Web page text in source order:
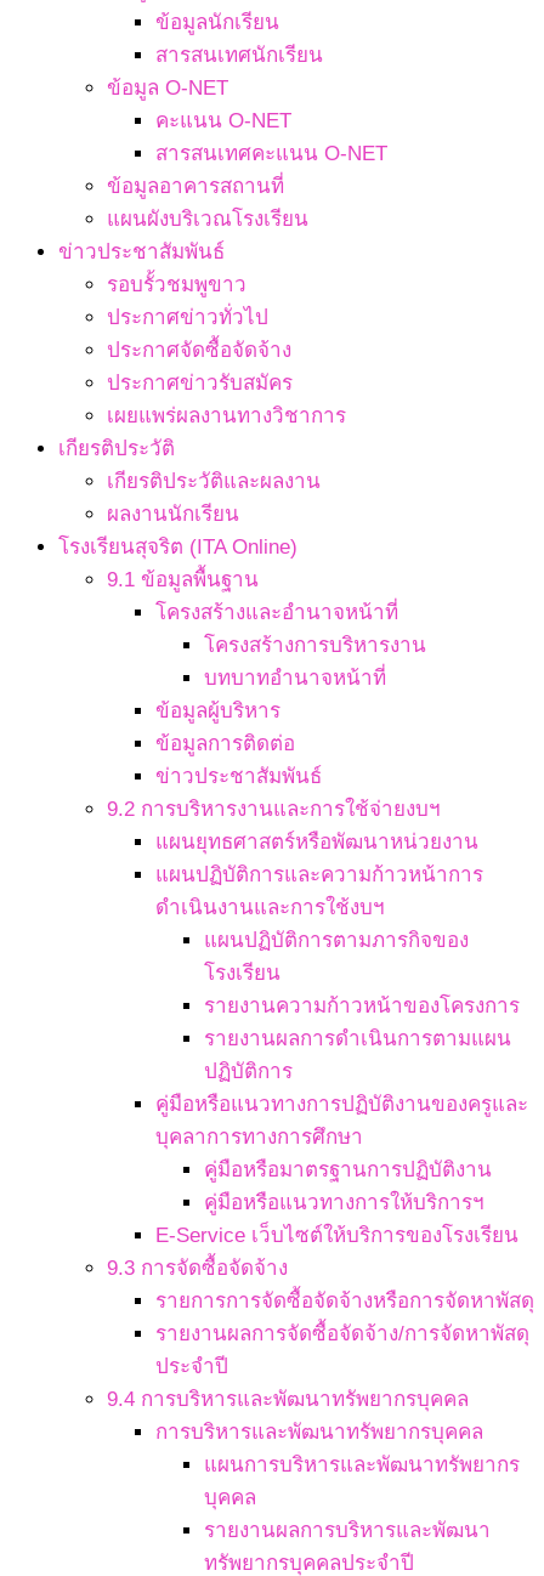
ข้อมูลนักเรียน
สารสนเทศนักเรียน
ข้อมูล O-NET
คะแนน O-NET
สารสนเทศคะแนน O-NET
ข้อมูลอาคารสถานที่
แผนผังบริเวณโรงเรียน
ข่าวประชาสัมพันธ์
รอบรั้วชมพูขาว
ประกาศข่าวทั่วไป
ประกาศจัดซื้อจัดจ้าง
ประกาศข่าวรับสมัคร
เผยแพร่ผลงานทางวิชาการ
เกียรติประวัติ
เกียรติประวัติและผลงาน
ผลงานนักเรียน
โรงเรียนสุจริต (ITA Online)
9.1 ข้อมูลพื้นฐาน
โครงสร้างและอำนาจหน้าที่
โครงสร้างการบริหารงาน
บทบาทอำนาจหน้าที่
ข้อมูลผู้บริหาร
ข้อมูลการติดต่อ
ข่าวประชาสัมพันธ์
9.2 การบริหารงานและการใช้จ่ายงบฯ
แผนยุทธศาสตร์หรือพัฒนาหน่วยงาน
แผนปฏิบัติการและความก้าวหน้าการ
ดำเนินงานและการใช้งบฯ
แผนปฏิบัติการตามภารกิจของ
โรงเรียน
รายงานความก้าวหน้าของโครงการ
รายงานผลการดำเนินการตามแผน
ปฏิบัติการ
คู่มือหรือแนวทางการปฏิบัติงานของครูและ
บุคลาการทางการศึกษา
คู่มือหรือมาตรฐานการปฏิบัติงาน
คู่มือหรือแนวทางการให้บริการฯ
E-Service เว็บไซต์ให้บริการของโรงเรียน
9.3 การจัดซื้อจัดจ้าง
รายการการจัดซื้อจัดจ้างหรือการจัดหาพัสดุ
รายงานผลการจัดซื้อจัดจ้าง/การจัดหาพัสดุ
ประจำปี
9.4 การบริหารและพัฒนาทรัพยากรบุคคล
การบริหารและพัฒนาทรัพยากรบุคคล
แผนการบริหารและพัฒนาทรัพยากร
บุคคล
รายงานผลการบริหารและพัฒนา
ทรัพยากรบุคคลประจำปี